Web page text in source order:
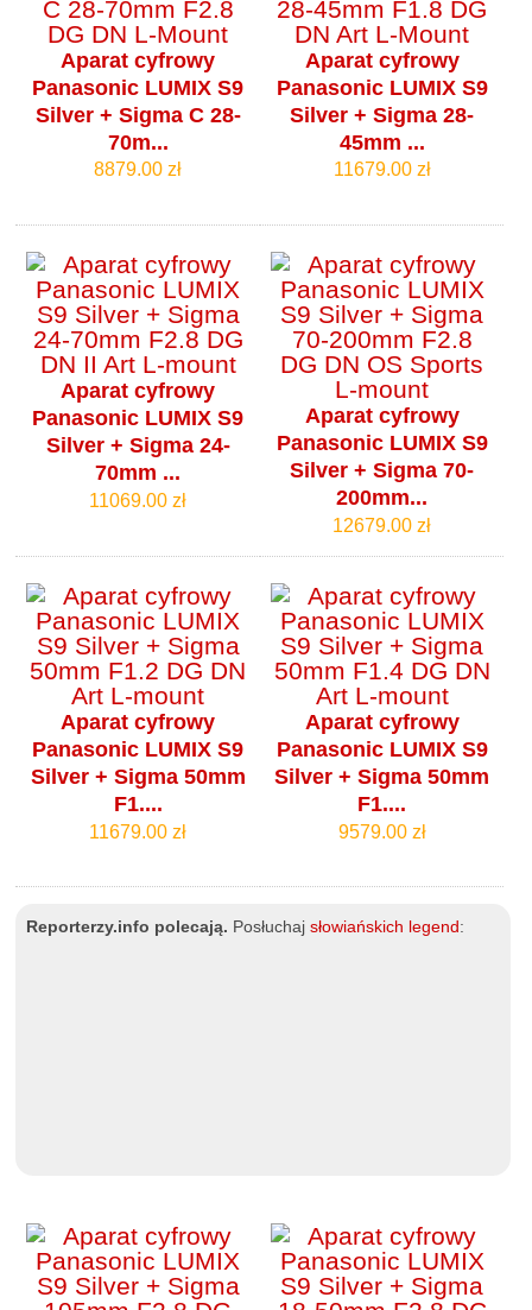
Aparat cyfrowy
Panasonic LUMIX S9
Silver + Sigma C 28-
70m...
8879.00 zł
Aparat cyfrowy
Panasonic LUMIX S9
Silver + Sigma 28-
45mm ...
11679.00 zł
Aparat cyfrowy
Panasonic LUMIX S9
Silver + Sigma 24-
70mm ...
11069.00 zł
Aparat cyfrowy
Panasonic LUMIX S9
Silver + Sigma 70-
200mm...
12679.00 zł
Aparat cyfrowy
Panasonic LUMIX S9
Silver + Sigma 50mm
F1....
11679.00 zł
Aparat cyfrowy
Panasonic LUMIX S9
Silver + Sigma 50mm
F1....
9579.00 zł
Reporterzy.info polecają. Posłuchajsłowiańskich legend :